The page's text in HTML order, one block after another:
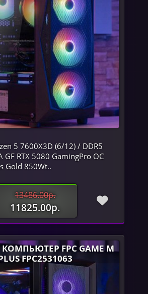
5 7600X3D (6/12) / DDR5
GF RTX 5080 GamingPro OC
Gold 850Wt..
13486.00р.
11825.00р.
FPC GAME M
FPC2531063